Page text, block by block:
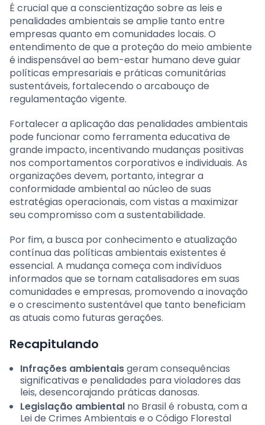
É crucial que a conscientização sobre as leis e
penalidades ambientais se amplie tanto entre
empresas quanto em comunidades locais. O
entendimento de que a proteção do meio ambiente
é indispensável ao bem-estar humano deve guiar
políticas empresariais e práticas comunitárias
sustentáveis, fortalecendo o arcabouço de
regulamentação vigente.
Fortalecer a aplicação das penalidades ambientais
pode funcionar como ferramenta educativa de
grande impacto, incentivando mudanças positivas
nos comportamentos corporativos e individuais. As
organizações devem, portanto, integrar a
conformidade ambiental ao núcleo de suas
estratégias operacionais, com vistas a maximizar
seu compromisso com a sustentabilidade.
Por fim, a busca por conhecimento e atualização
contínua das políticas ambientais existentes é
essencial. A mudança começa com indivíduos
informados que se tornam catalisadores em suas
comunidades e empresas, promovendo a inovação
e o crescimento sustentável que tanto beneficiam
as atuais como futuras gerações.
Recapitulando
Infrações ambientaisgeram consequências
significativas e penalidades para violadores das
leis, desencorajando práticas danosas.
Legislação ambiental no Brasil é robusta, com a
Lei de Crimes Ambientais e o Código Florestal